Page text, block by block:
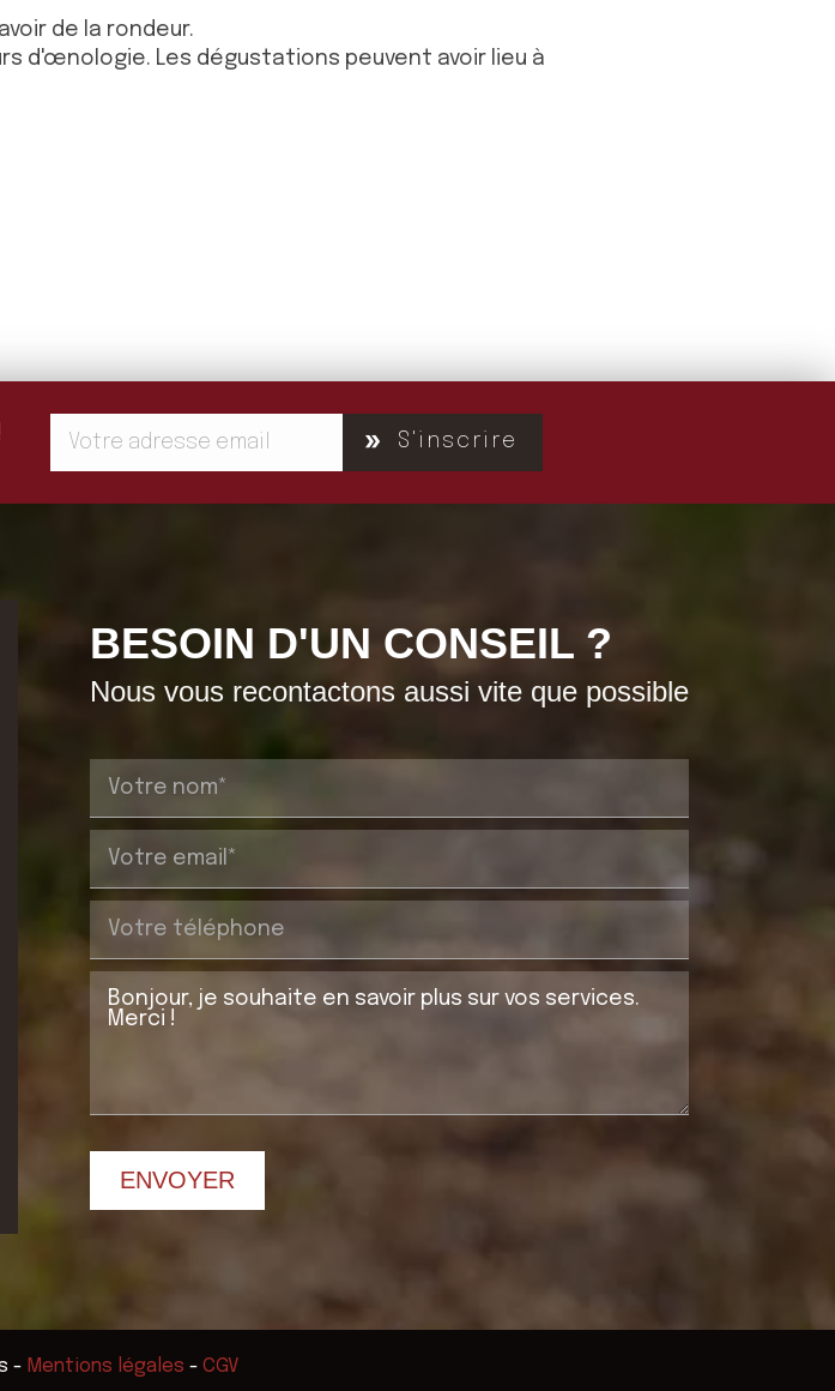
de la rondeur.
d'œnologie. Les dégustations peuvent avoir lieu à
S'inscrire
BESOIN D'UN CONSEIL ?
Nous vous recontactons aussi vite que possible
ENVOYER
- Mentions légales - CGV